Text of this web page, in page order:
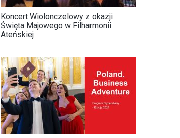
Koncert Wiolonczelowy z okazji
Święta Majowego w Filharmonii
Ateńskiej